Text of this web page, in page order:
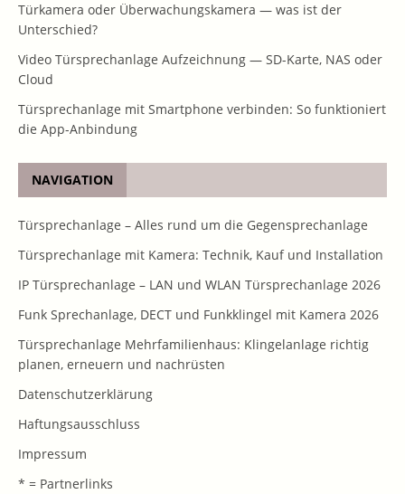
Türkamera oder Überwachungskamera — was ist der
Unterschied?
Video Türsprechanlage Aufzeichnung — SD-Karte, NAS oder
Cloud
Türsprechanlage mit Smartphone verbinden: So funktioniert
die App-Anbindung
NAVIGATION
Türsprechanlage – Alles rund um die Gegensprechanlage
Türsprechanlage mit Kamera: Technik, Kauf und Installation
IP Türsprechanlage – LAN und WLAN Türsprechanlage 2026
Funk Sprechanlage, DECT und Funkklingel mit Kamera 2026
Türsprechanlage Mehrfamilienhaus: Klingelanlage richtig
planen, erneuern und nachrüsten
Datenschutzerklärung
Haftungsausschluss
Impressum
* = Partnerlinks